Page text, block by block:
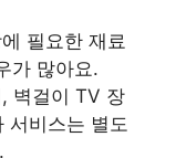
필요한 재료
가 많아요.
벽걸이 TV 장
서비스는 별도